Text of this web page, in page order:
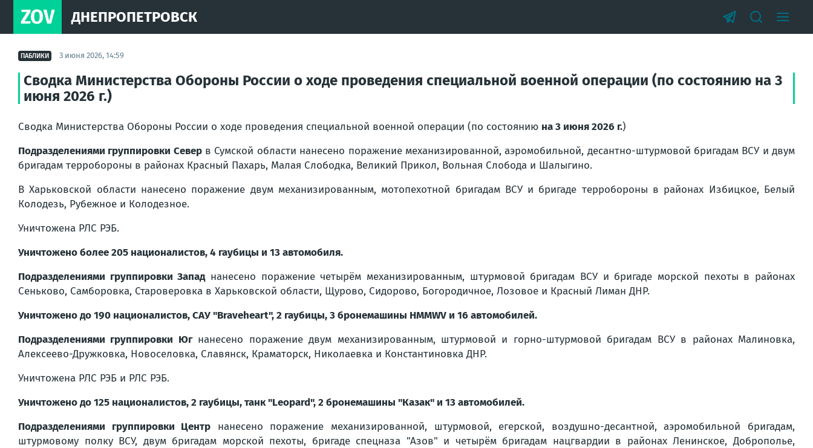
ZOV ДНЕПРОПЕТРОВСК
ПАБЛИКИ 3 июня 2026, 14:59
Сводка Министерства Обороны России о ходе проведения специальной военной операции (по состоянию на 3
июня 2026 г.)
Сводка Министерства Обороны России о ходе проведения специальной военной операции (по состоянию на 3 июня 2026 г.)
Подразделениями группировки Северв Сумской области нанесено поражение механизированной, аэромобильной, десантно-штурмовой бригадам ВСУ и двум
бригадам терробороны в районах Красный Пахарь, Малая Слободка, Великий Прикол, Вольная Слобода и Шалыгино.
В Харьковской области нанесено поражение двум механизированным, мотопехотной бригадам ВСУ и бригаде терробороны в районах Избицкое, Белый
Колодезь, Рубежное и Колодезное.
Уничтожена РЛС РЭБ.
Уничтожено более 205 националистов, 4 гаубицы и 13 автомобиля.
Подразделениями группировки Западнанесено поражение четырём механизированным, штурмовой бригадам ВСУ и бригаде морской пехоты в районах
Сеньково, Самборовка, Староверовка в Харьковской области, Щурово, Сидорово, Богородичное, Лозовое и Красный Лиман ДНР.
Уничтожено до 190 националистов, САУ "Braveheart", 2 гаубицы, 3 бронемашины HMMWV и 16 автомобилей.
Подразделениями группировки Югнанесено поражение двум механизированным, штурмовой и горно-штурмовой бригадам ВСУ в районах Малиновка,
Алексеево-Дружковка, Новоселовка, Славянск, Краматорск, Николаевка и Константиновка ДНР.
Уничтожена РЛС РЭБ и РЛС РЭБ.
Уничтожено до 125 националистов, 2 гаубицы, танк "Leopard", 2 бронемашины "Казак" и 13 автомобилей.
Подразделениями группировки Центр нанесено поражение механизированной, штурмовой, егерской, воздушно-десантной, аэромобильной бригадам,
штурмовому полку ВСУ, двум бригадам морской пехоты, бригаде спецназа "Азов" и четырём бригадам нацгвардии в районах Ленинское, Доброполье,